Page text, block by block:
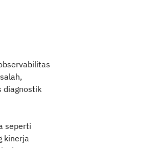
diagnostik
seperti
kinerja